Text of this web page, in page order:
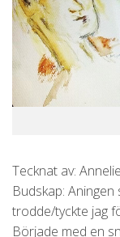
Tecknat av:
Budskap:
trodde/tyckte jag
Började med en